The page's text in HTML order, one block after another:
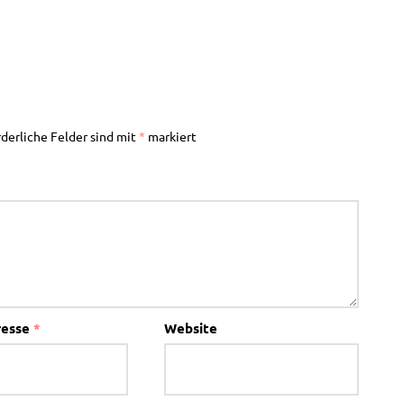
Felder sind mit* markiert
* Website